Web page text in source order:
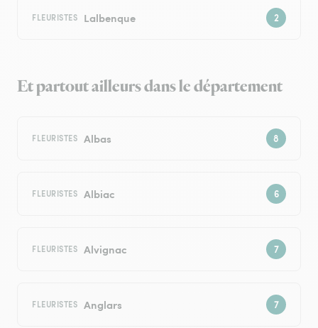
FLEURISTES Lalbenque
Et partout ailleurs dans le département
FLEURISTES Albas
FLEURISTES Albiac
FLEURISTES Alvignac
FLEURISTES Anglars